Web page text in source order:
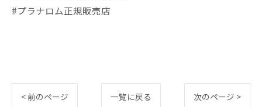
#プラナロム正規販売店
< 前のページ 一覧に戻る 次のページ >